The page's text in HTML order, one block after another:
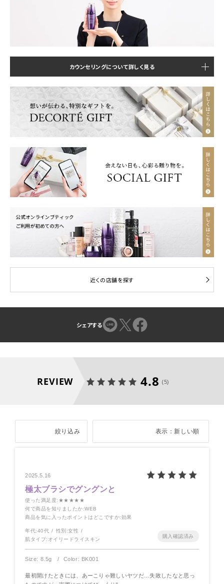
カウンセリングについて詳しく見る
近くの店舗を探す
シェアする
REVIEW 4.8 (5)
絞り込み 表示：新しい順
2025.5.16
極太ブラシでグングンと
使った満足度:★★★★★
何で商品を知りましたか:WEB
商品を気に入ったポイントはどこですか:効果
年代:40代 性別:女性
肌タイプ: オイリードライスキン
Size: 8.5g Color: BK001
最初開けたときには、あーこりゃ難しいヤツだ…失敗したなと思っ